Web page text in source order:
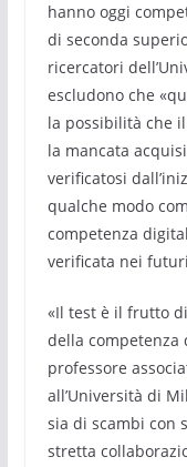
hanno oggi
di seconda
ricercatori
escludono che
la possibilità che
la mancata
verificatosi
qualche modo
competenza
verificata nei
«Il test è il frutto
della competenza
professore
all’Università di
sia di scambi con
stretta